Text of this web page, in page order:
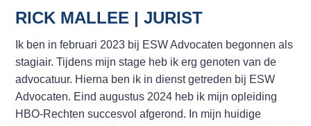
RICK MALLEE | JURIST
Ik ben in februari 2023 bij ESW Advocaten begonnen als
stagiair. Tijdens mijn stage heb ik erg genoten van de
advocatuur. Hierna ben ik in dienst getreden bij ESW
Advocaten. Eind augustus 2024 heb ik mijn opleiding
HBO-Rechten succesvol afgerond. In mijn huidige